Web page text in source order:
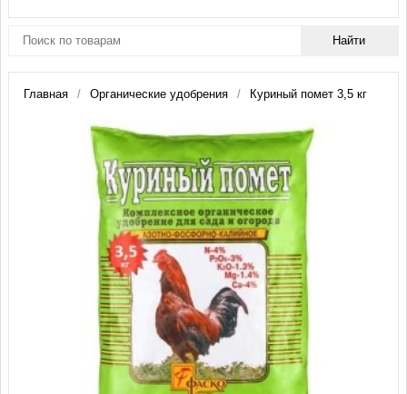
Главная Органические удобрения Куриный помет 3,5 кг